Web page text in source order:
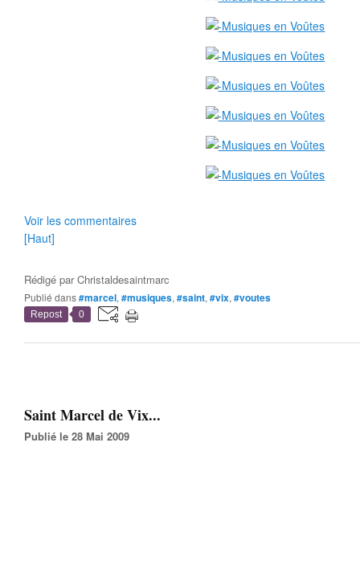
Voir les commentaires
[Haut]
Rédigé parChristaldesaintmarc
Publié dans#marcel, #musiques, #saint, #vix, #voutes
Repost 0
Saint Marcel de Vix...
Publié le 28 Mai 2009